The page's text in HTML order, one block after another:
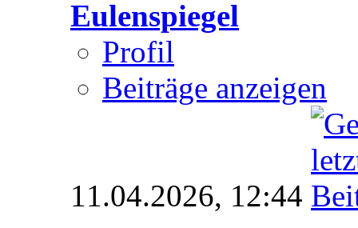
Eulenspiegel
Profil
Beiträge anzeigen
11.04.2026, 12:44